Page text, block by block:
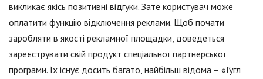
викликає якісь позитивні відгуки. Зате користувач може
оплатити функцію відключення реклами. Щоб почати
заробляти в якості рекламної площадки, доведеться
зареєструвати свій продукт спеціальної партнерської
програми. Їх існує досить багато, найбільш відома – «Гугл